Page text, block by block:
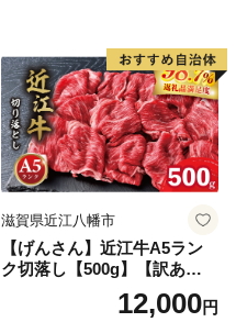
気】(H083106)
滋賀県近江八幡市
【げんさん】近江牛A5ラン
ク切落し【500g】【訳あり】
12,000円